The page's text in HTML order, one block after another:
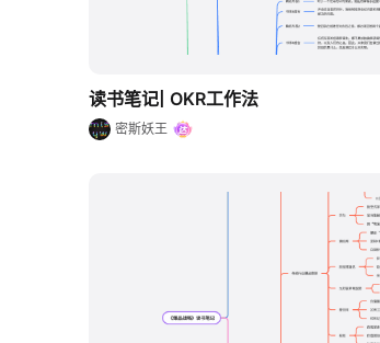
读书笔记| OKR工作法
密斯妖王
boardmix